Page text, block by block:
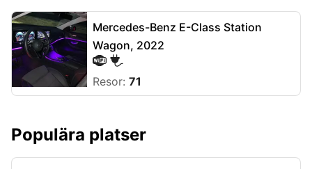
Mercedes-Benz E-Class Station
Wagon, 2022
Resor: 71
Populära platser